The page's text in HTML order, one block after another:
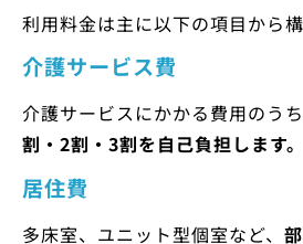
利用料金は主に以下の項目から構
介護サービス費
介護サービスにかかる費用のうち
割・2割・3割を自己負担します。
居住費
多床室、ユニット型個室など、